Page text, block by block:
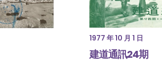
1977 年 10 月 1 日
建道通訊24期